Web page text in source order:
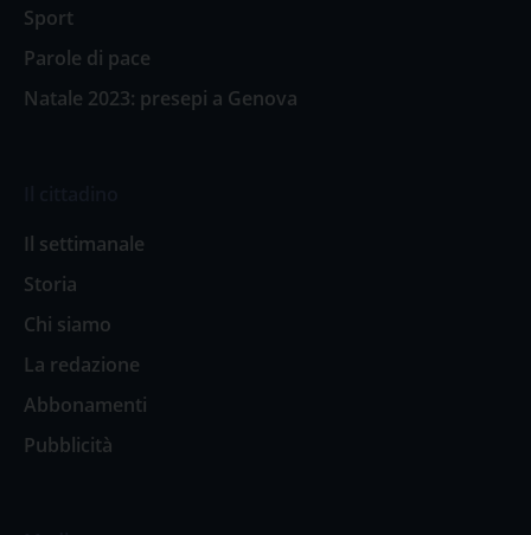
Sport
Parole di pace
Natale 2023: presepi a Genova
Il settimanale
Storia
Chi siamo
La redazione
Abbonamenti
Pubblicità